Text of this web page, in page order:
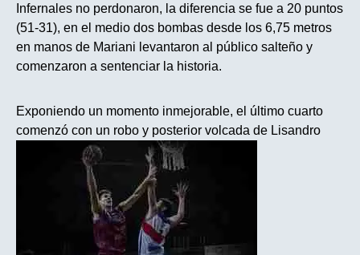
Infernales no perdonaron, la diferencia se fue a 20 puntos
(51-31), en el medio dos bombas desde los 6,75 metros
en manos de Mariani levantaron al público salteño y
comenzaron a sentenciar la historia.
Exponiendo un momento inmejorable, el último cuarto
comenzó con un robo y posterior volcada de Lisandro